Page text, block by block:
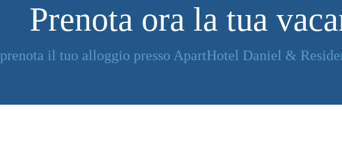
Prenota ora la tua
prenota il tuo alloggio presso ApartHotel Daniel &